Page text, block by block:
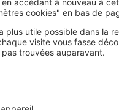
matériau sensible à
le moins écologique. Il
votre décoration et ne
et le plus haut-
ce dernier, il ne